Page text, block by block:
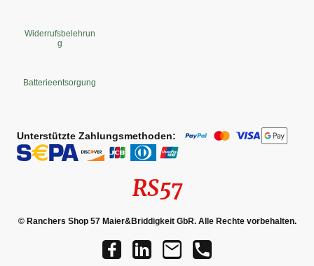
Widerrufsbelehrun
g
Batterieentsorgung
Unterstützte Zahlungsmethoden:
RS57
© Ranchers Shop 57 Maier&Briddigkeit GbR. Alle Rechte vorbehalten.